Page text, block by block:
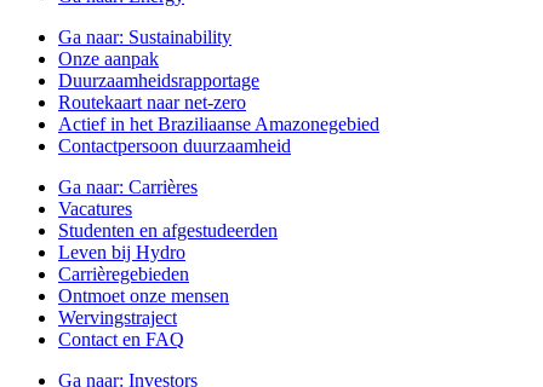
Ga naar: Sustainability
Onze aanpak
Duurzaamheidsrapportage
Routekaart naar net-zero
Actief in het Braziliaanse Amazonegebied
Contactpersoon duurzaamheid
Ga naar: Carrières
Vacatures
Studenten en afgestudeerden
Leven bij Hydro
Carrièregebieden
Ontmoet onze mensen
Wervingstraject
Contact en FAQ
Ga naar: Investors